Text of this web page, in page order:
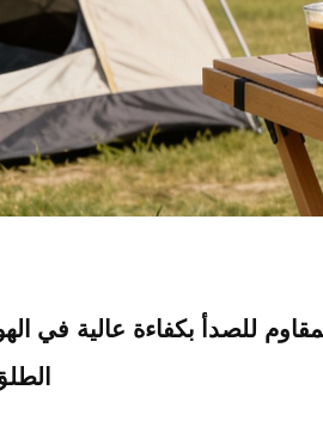
للصدأ بكفاءة عالية في